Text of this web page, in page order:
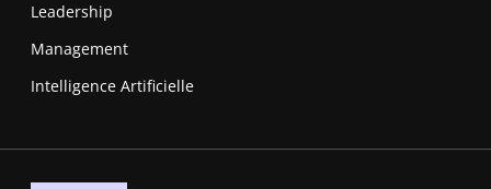
Leadership
Management
Intelligence Artificielle